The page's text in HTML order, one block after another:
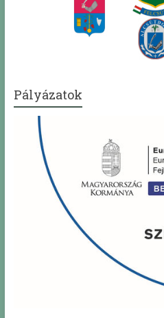
Pályázatok